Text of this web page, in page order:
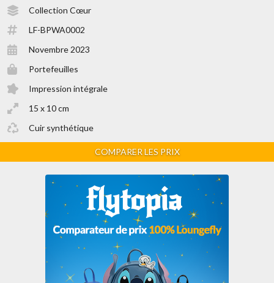
Collection Cœur
LF-BPWA0002
Novembre 2023
Portefeuilles
Impression intégrale
15 x 10 cm
Cuir synthétique
COMPARER LES PRIX